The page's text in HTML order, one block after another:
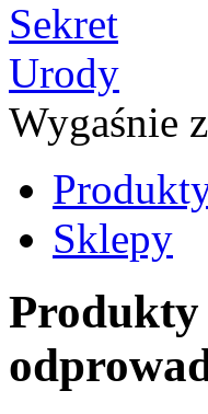
Wygaśnie
Sklepy
Produkty